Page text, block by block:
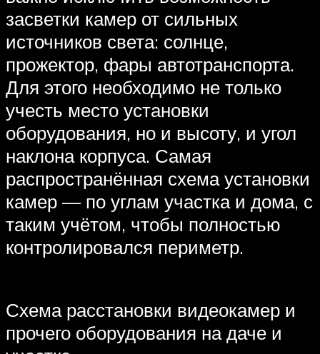
засветки камер от сильных
источников света: солнце,
прожектор, фары автотранспорта.
Для этого необходимо не только
учесть место установки
оборудования, но и высоту, и угол
наклона корпуса. Самая
распространённая схема установки
камер — по углам участка и дома, с
таким учётом, чтобы полностью
контролировался периметр.
Схема расстановки видеокамер и
прочего оборудования на даче и